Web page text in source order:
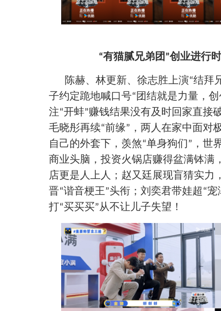
“有猫腻兄弟团”创业进行
陈赫、林更新、徐志胜上演“结拜
子约定跪地喊口号“团结就是力量，
注“开蚌”赚钱结果没有及时回家直接
毛晓彤再续“前缘” ，两人在家中面对
自己的外套下，羡煞“单身狗们” ，世
商业头脑，投资火锅店赚得盆满钵满
店更是人上人；赵又廷展现盲猜实力
晋“谐音梗王”头衔；刘奕君带娃超“宠
打“买买买”从不让儿子失望！